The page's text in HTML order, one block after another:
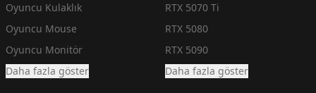
Oyuncu Kulaklık
Oyuncu Mouse
Oyuncu Monitör
Daha fazla göster
RTX 5070 Ti
RTX 5080
RTX 5090
Daha fazla göster